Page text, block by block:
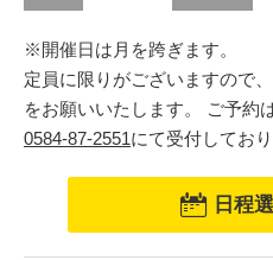
※開催日は月を跨ぎます。
定員に限りがございますので
をお願いいたします。 ご予約
0584-87-2551にて受付しており
日程